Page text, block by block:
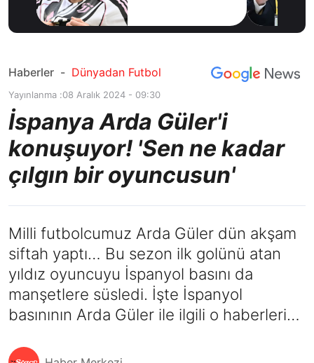
Haberler - Dünyadan Futbol
Yayınlanma :08 Aralık 2024 - 09:30
İspanya Arda Güler'i
konuşuyor! 'Sen ne kadar
çılgın bir oyuncusun'
Milli futbolcumuz Arda Güler dün akşam
siftah yaptı… Bu sezon ilk golünü atan
yıldız oyuncuyu İspanyol basını da
manşetlere süsledi. İşte İspanyol
basınının Arda Güler ile ilgili o haberleri…